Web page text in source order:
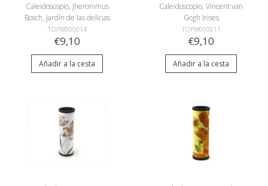
Caleidoscopio, Jheronimus
Bosch, Jardín de las delicias
TOPW000014
€9,10
Añadir a la cesta
Caleidoscopio, Vincent van
Gogh Irises
TOPW000011
€9,10
Añadir a la cesta